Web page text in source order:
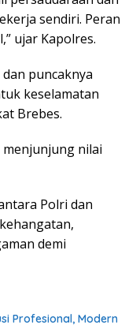
sendiri. Peran
ujar Kapolres.
puncaknya
keselamatan
Brebes.
nilai
Polri dan
demi
Profesional, Modern